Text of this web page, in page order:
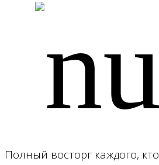
Полный восторг каждого,